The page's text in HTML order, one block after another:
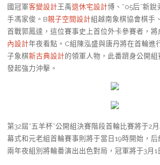
國冠軍客變設計王禹退休宅設計博、“05后”新
手馮家俊。B親子空間設計組越南象棋協會棋手
首戰郭鳳達，這位賽事史上首位外卡參賽者，將
內設計年夜看點。C組陳泓盛與唐丹將在首輪進
子象棋新古典設計的領軍人物，此番躋身公開
發起強力沖擊。
第32屆“五羊杯”公開組決賽階段首輪比賽將于2
幕式和元老組首輪賽事則將于當日19時開始，后
兩年夜組別將輪番演出出色對局，冠軍將于3月1